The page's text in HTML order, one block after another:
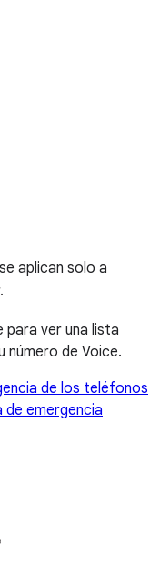
aplican solo a
ver una lista
número de Voice.
de los teléfonos
de emergencia